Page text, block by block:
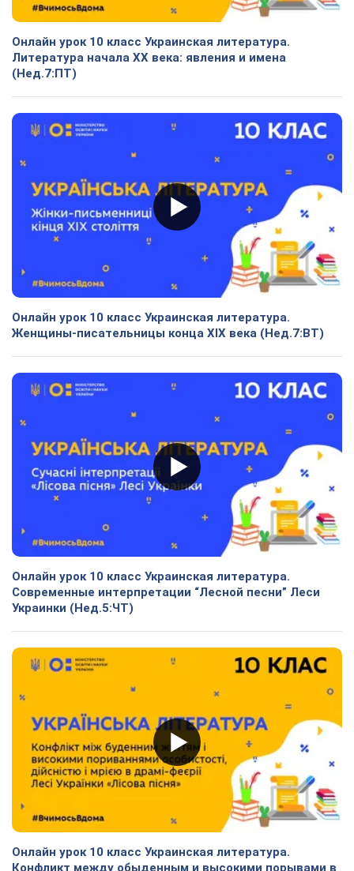
Онлайн урок 10 класс Украинская литература.
Литература начала ХХ века: явления и имена
(Нед.7:ПТ)
Онлайн урок 10 класс Украинская литература.
Женщины-писательницы конца XIX века (Нед.7:ВТ)
Онлайн урок 10 класс Украинская литература.
Современные интерпретации “Лесной песни” Леси
Украинки (Нед.5:ЧТ)
Онлайн урок 10 класс Украинская литература.
Конфликт между обыденным и высокими порывами в